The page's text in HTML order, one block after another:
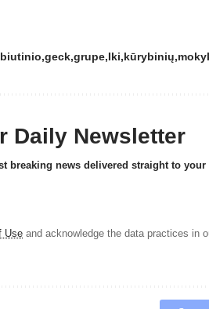
geck grupe Iki kūrybinių
Daily Newsletter
breaking news delivered straight to
Use and acknowledge the data practices in